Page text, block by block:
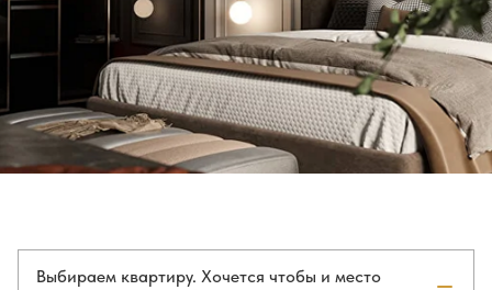
Выбираем квартиру. Хочется чтобы и место